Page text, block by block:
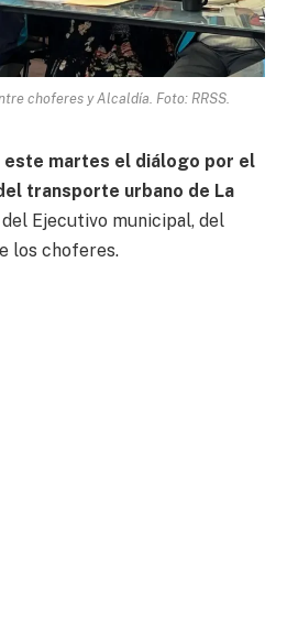
choferes y Alcaldía. Foto: RRSS.
martes el diálogo por el
transporte urbano de La
Ejecutivo municipal, del
los choferes.